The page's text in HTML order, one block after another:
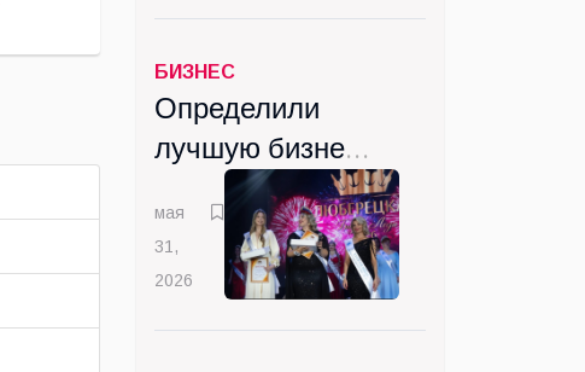
БИЗНЕС
Определили
лучшую бизнес-
Люберецкого
округа
мая
31,
2026